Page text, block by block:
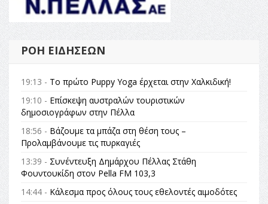
ΡΟΉ ΕΙΔΉΣΕΩΝ
19:13 - Το πρώτο Puppy Yoga έρχεται στην Χαλκιδική!
19:10 - Επίσκεψη αυστραλών τουριστικών
δημοσιογράφων στην Πέλλα
18:56 - Βάζουμε τα μπάζα στη θέση τους –
Προλαμβάνουμε τις πυρκαγιές
13:39 - Συνέντευξη Δημάρχου Πέλλας Στάθη
Φουντουκίδη στον Pella FM 103,3
14:44 - Κάλεσμα προς όλους τους εθελοντές αιμοδότες